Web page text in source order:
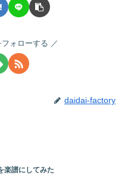
ォローする
daidai-factory
楽譜にしてみた